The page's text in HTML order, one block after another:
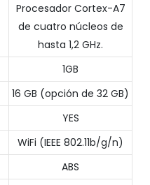
Procesador Cortex-A7
de cuatro núcleos de
hasta 1,2 GHz.
1GB
16 GB (opción de 32 GB)
YES
WiFi (IEEE 802.11b/g/n)
ABS